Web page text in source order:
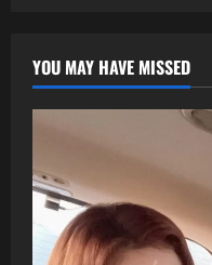
YOU MAY HAVE MISSED